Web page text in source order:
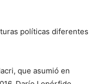
políticas diferentes
que asumió en